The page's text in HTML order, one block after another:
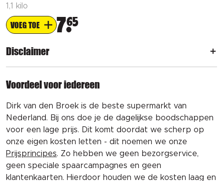
1,1 kilo
VOEG TOE 765
Disclaimer
Voordeel voor iedereen
Dirk van den Broek is de beste supermarkt van
Nederland. Bij ons doe je de dagelijkse boodschappen
voor een lage prijs. Dit komt doordat we scherp op
onze eigen kosten letten - dit noemen we onze
Prijsprincipes. Zo hebben we geen bezorgservice,
geen speciale spaarcampagnes en geen
klantenkaarten. Hierdoor houden we de kosten laag en